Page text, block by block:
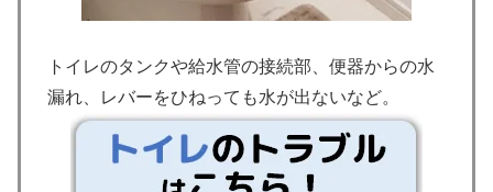
トイレのタンクや給水管の接続部、便器からの水
漏れ、レバーをひねっても水が出ないなど。